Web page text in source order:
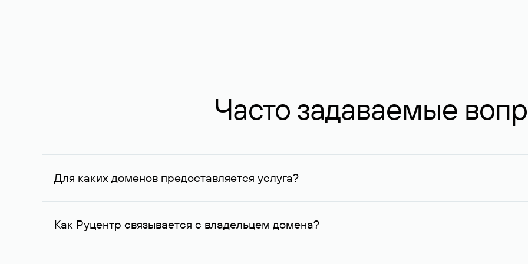
Часто задаваемые
Для каких доменов предоставляется услуга?
Услуга доступна для доменов, зарегистрированных в Руцентре и у других регистраторов. Для доменов,
Как Руцентр связывается с владельцем домена?
Для связи с владельцем домена используются его контактные данные, доступные Руцентру.